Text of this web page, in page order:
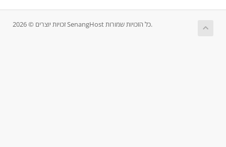
זכויות יוצרים © 2026 SenangHost כל הזכויות שמורות.